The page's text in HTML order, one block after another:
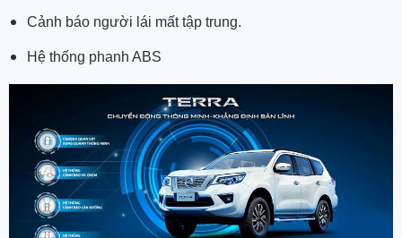
Cảnh báo người lái mất tập trung.
Hệ thống phanh ABS